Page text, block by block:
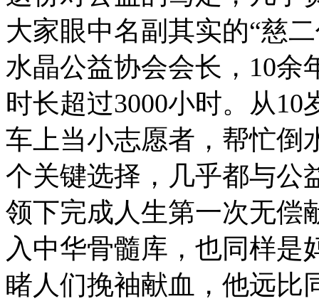
大家眼中名副其实的“慈
水晶公益协会会长，10余
时长超过3000小时。从
车上当小志愿者，帮忙倒
个关键选择，几乎都与公
领下完成人生第一次无偿
入中华骨髓库，也同样是
睹人们挽袖献血，他远比